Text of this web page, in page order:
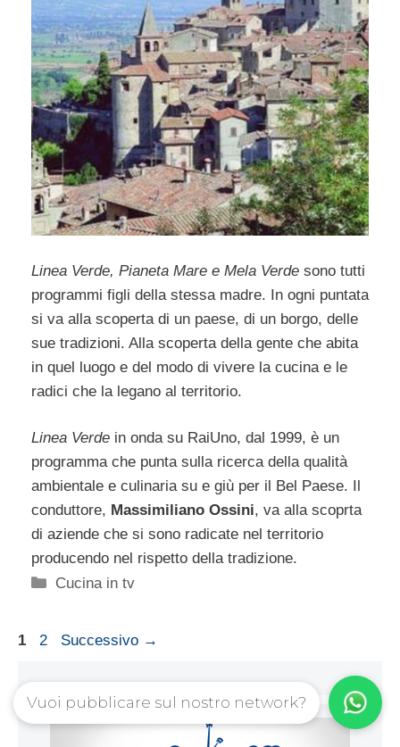
Linea Verde, Pianeta Mare e Mela Verde sono tutti
programmi figli della stessa madre. In ogni puntata
si va alla scoperta di un paese, di un borgo, delle
sue tradizioni. Alla scoperta della gente che abita
in quel luogo e del modo di vivere la cucina e le
radici che la legano al territorio.
Linea Verde in onda su RaiUno, dal 1999, è un
programma che punta sulla ricerca della qualità
ambientale e culinaria su e giù per il Bel Paese. Il
conduttore, Massimiliano Ossini, va alla scoprta
di aziende che si sono radicate nel territorio
producendo nel rispetto della tradizione.
Categorie
Cucina in tv
Pagina
1 Pagina
2 Successivo →
Vuoi pubblicare sul nostro network?